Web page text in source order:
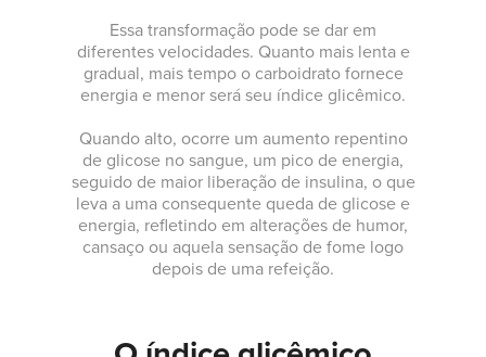
Essa transformação pode se dar em
diferentes velocidades. Quanto mais lenta e
gradual, mais tempo o carboidrato fornece
energia e menor será seu índice glicêmico.
Quando alto, ocorre um aumento repentino
de glicose no sangue, um pico de energia,
seguido de maior liberação de insulina, o que
leva a uma consequente queda de glicose e
energia, refletindo em alterações de humor,
cansaço ou aquela sensação de fome logo
depois de uma refeição.